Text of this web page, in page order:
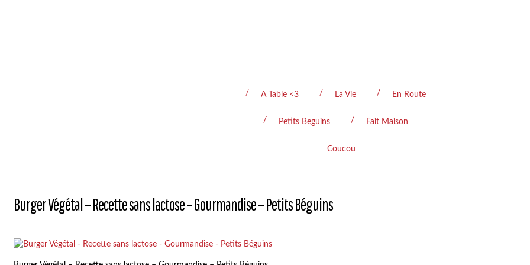
A Table <3 La Vie En Route
Petits Beguins Fait Maison
Coucou
Burger Végétal – Recette sans lactose – Gourmandise – Petits Béguins